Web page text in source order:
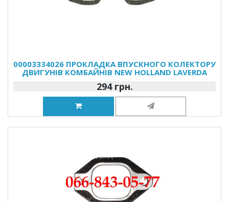
00003334026 ПРОКЛАДКА ВПУСКНОГО КОЛЕКТОРУ
ДВИГУНІВ КОМБАЙНІВ NEW HOLLAND LAVERDA
294 грн.